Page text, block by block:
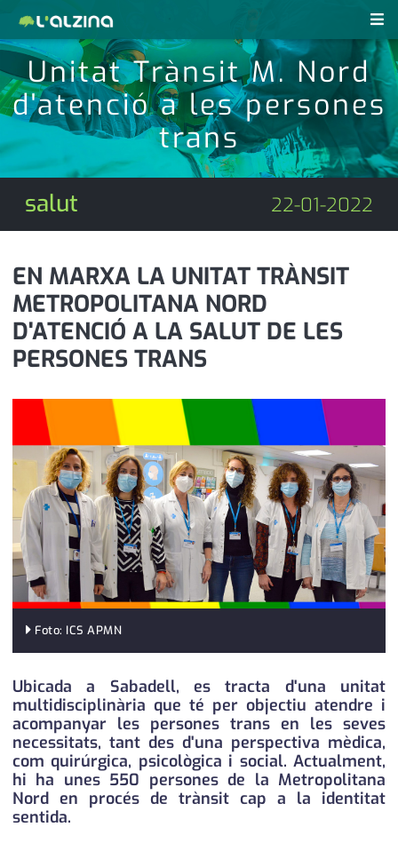
notícies
últimes notícies
activitats
agenda
empresa
entrevista
medi ambient
opinió
política
promo serveis
reportatge
salut
societat
successos
urbanisme
editorial
revistes pdf
anunciants
contacte
farmàcies
calendari
Unitat Trànsit M. Nord
d'atenció a les persones
trans
salut 22-01-2022
EN MARXA LA UNITAT TRÀNSIT
METROPOLITANA NORD
D'ATENCIÓ A LA SALUT DE LES
PERSONES TRANS
Foto: ICS APMN
Ubicada a Sabadell, es tracta d'una unitat
multidisciplinària que té per objectiu atendre i
acompanyar les persones trans en les seves
necessitats, tant des d'una perspectiva mèdica,
com quirúrgica, psicològica i social. Actualment,
hi ha unes 550 persones de la Metropolitana
Nord en procés de trànsit cap a la identitat
sentida.